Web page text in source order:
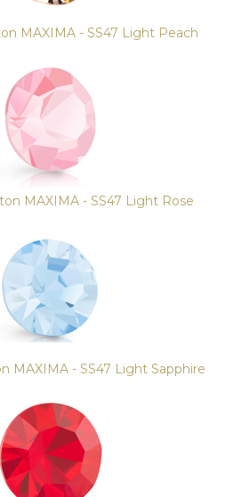
MAXIMA - SS47 Light Peach
MAXIMA - SS47 Light Rose
MAXIMA - SS47 Light Sapphire